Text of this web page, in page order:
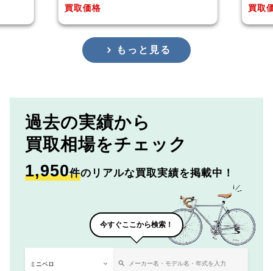
買取価格 買取
もっと見る
過去の実績から
買取相場をチェック
1,950件のリアルな買取実績を掲載中！
今すぐここから検索！